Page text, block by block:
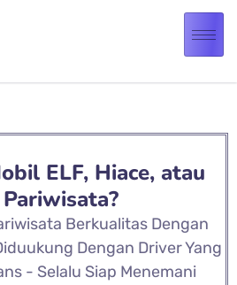
ELF, Hiace, atau
Berkualitas Dengan
Dengan Driver Yang
- Selalu Siap Menemani